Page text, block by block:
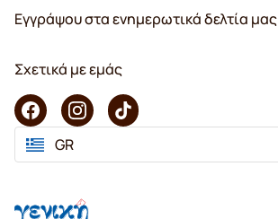
Εγγράψου στα ενημερωτικά δελτία μας
Σχετικά με εμάς
GR